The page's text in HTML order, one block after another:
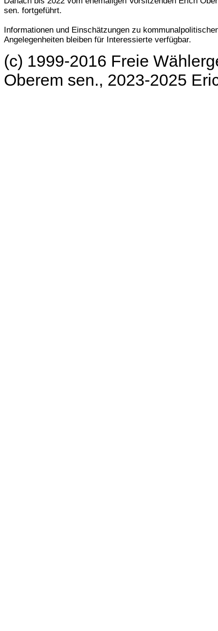
sen. fortgeführt.
Informationen und Einschätzungen zu
Angelegenheiten bleiben für Interessierte verfügbar.
(c) 1999-2016 Freie
Oberem sen., 2023-2025